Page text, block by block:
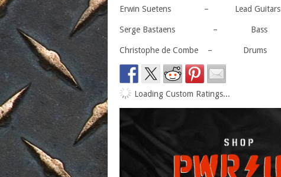
Erwin Suetens – Lead Guitars
Serge Bastaens – Bass
Christophe de Combe – Drums
Loading Custom Ratings...